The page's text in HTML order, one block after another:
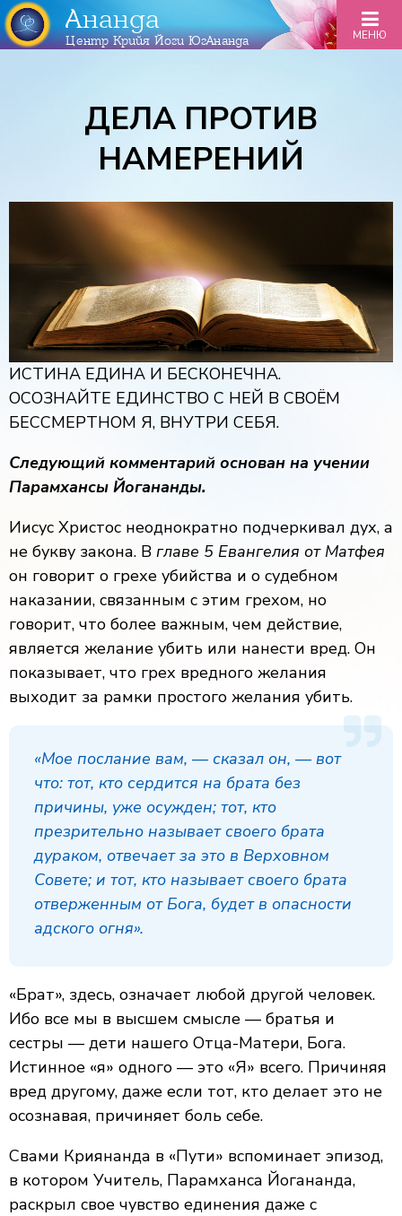
Ананда
Центр Крийя Йоги ЮгАнанда МЕНЮ
ДЕЛА ПРОТИВ
НАМЕРЕНИЙ
ИСТИНА ЕДИНА И БЕСКОНЕЧНА.
ОСОЗНАЙТЕ ЕДИНСТВО С НЕЙ В СВОЁМ
БЕССМЕРТНОМ Я, ВНУТРИ СЕБЯ.
Следующий комментарий основан на учении
Парамхансы Йогананды.
Иисус Христос неоднократно подчеркивал дух, а
не букву закона. В главе 5 Евангелия от Матфея
он говорит о грехе убийства и о судебном
наказании, связанным с этим грехом, но
говорит, что более важным, чем действие,
является желание убить или нанести вред. Он
показывает, что грех вредного желания
выходит за рамки простого желания убить.
«Мое послание вам, — сказал он, — вот
что: тот, кто сердится на брата без
причины, уже осужден; тот, кто
презрительно называет своего брата
дураком, отвечает за это в Верховном
Совете; и тот, кто называет своего брата
отверженным от Бога, будет в опасности
адского огня».
«Брат», здесь, означает любой другой человек.
Ибо все мы в высшем смысле — братья и
сестры — дети нашего Отца-Матери, Бога.
Истинное «я» одного — это «Я» всего. Причиняя
вред другому, даже если тот, кто делает это не
осознавая, причиняет боль себе.
Свами Криянанда в «Пути» вспоминает эпизод,
в котором Учитель, Парамханса Йогананда,
раскрыл свое чувство единения даже с